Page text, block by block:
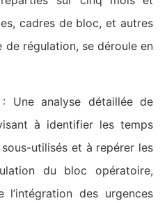
cadres de bloc, et autres
de régulation, se déroule en
: Une analyse détaillée de
à identifier les temps
utilisés et à repérer les
du bloc opératoire,
des urgences